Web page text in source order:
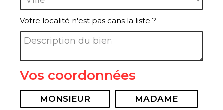
Votre localité n'est pas dans la liste ?
Description du bien :
Vos coordonnées
Civilité :MONSIEUR MADAME